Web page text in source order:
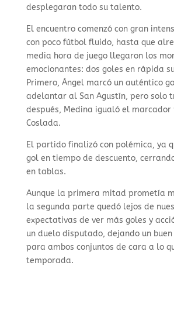
desplegaran todo su talento.
El encuentro comenzó con gran
con poco fútbol fluido, hasta que
media hora de juego llegaron los
emocionantes: dos goles en rápida
Primero, Ángel marcó un auténtico
adelantar al San Agustín, pero solo
después, Medina igualó el
Coslada.
El partido finalizó con polémica, ya
gol en tiempo de descuento,
en tablas.
Aunque la primera mitad prometía
la segunda parte quedó lejos de
expectativas de ver más goles y
un duelo disputado, dejando un
para ambos conjuntos de cara a lo
temporada.